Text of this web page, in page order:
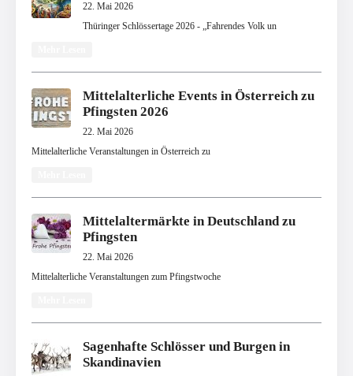
22. Mai 2026
Thüringer Schlössertage 2026 - „Fahrendes Volk un
Mittelalterliche Events in Österreich zu
Pfingsten 2026
22. Mai 2026
Mittelalterliche Veranstaltungen in Österreich zu
Mittelaltermärkte in Deutschland zu
Pfingsten
22. Mai 2026
Mittelalterliche Veranstaltungen zum Pfingstwoche
Sagenhafte Schlösser und Burgen in
Skandinavien